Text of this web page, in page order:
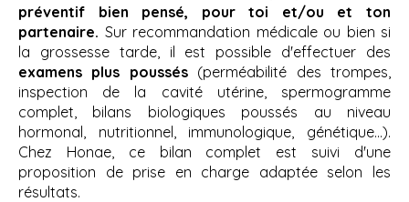
préventif bien pensé, pour toi et/ou et ton
partenaire. Sur recommandation médicale ou bien si
la grossesse tarde, il est possible d'effectuer des
examens plus poussés(perméabilité des trompes,
inspection de la cavité utérine, spermogramme
complet, bilans biologiques poussés au niveau
hormonal, nutritionnel, immunologique, génétique...).
Chez Honae, ce bilan complet est suivi d'une
proposition de prise en charge adaptée selon les
résultats.